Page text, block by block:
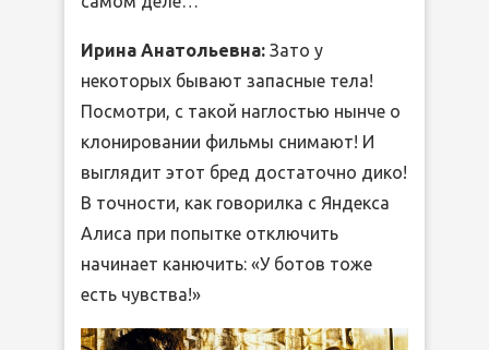
Ирина Анатольевна: Зато у
некоторых бывают запасные тела!
Посмотри, с такой наглостью нынче о
клонировании фильмы снимают! И
выглядит этот бред достаточно дико!
В точности, как говорилка с Яндекса
Алиса при попытке отключить
начинает канючить: «У ботов тоже
есть чувства!»